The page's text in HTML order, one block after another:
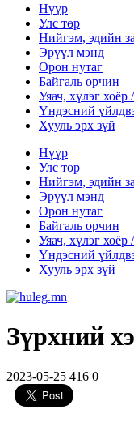
Нүүр
Улс төр
Нийгэм, эдийн
Эрүүл мэнд
Орон нутаг
Байгаль орчин
Уяач, хүлэг
Үндэсний
Хууль эрх зүй
Нүүр
Улс төр
Нийгэм, эдийн
Эрүүл мэнд
Орон нутаг
Байгаль орчин
Уяач, хүлэг
Үндэсний
Хууль эрх зүй
Зүрхний
2023-05-25 416 0